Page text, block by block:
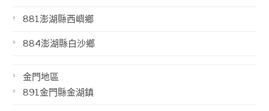
881澎湖縣西嶼鄉
884澎湖縣白沙鄉
金門地區
891金門縣金湖鎮